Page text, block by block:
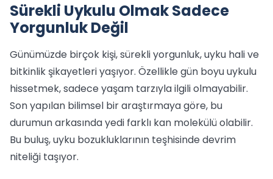
Sürekli Uykulu Olmak Sadece
Yorgunluk Değil
Günümüzde birçok kişi, sürekli yorgunluk, uyku hali ve
bitkinlik şikayetleri yaşıyor. Özellikle gün boyu uykulu
hissetmek, sadece yaşam tarzıyla ilgili olmayabilir.
Son yapılan bilimsel bir araştırmaya göre, bu
durumun arkasında yedi farklı kan molekülü olabilir.
Bu buluş, uyku bozukluklarının teşhisinde devrim
niteliği taşıyor.